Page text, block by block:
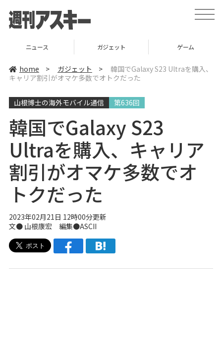
t
o
v
ニュース ガジェット ゲーム
home > ガジェット >
韓国でGalaxy S23 Ultraを購入、
キャリア割引がオマケ多数でオトクだった
山根博士の海外モバイル通信 第636回
韓国でGalaxy S23
Ultraを購入、キャリア
割引がオマケ多数でオ
トクだった
2023年02月21日 12時00分更新
文● 山根康宏 編集●ASCII